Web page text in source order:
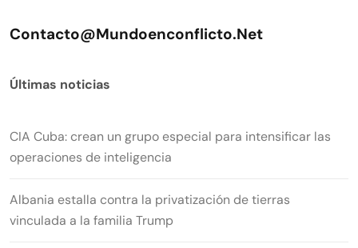
Contacto@mundoenconflicto.net
Últimas noticias
CIA Cuba: crean un grupo especial para intensificar las
operaciones de inteligencia
Albania estalla contra la privatización de tierras
vinculada a la familia Trump